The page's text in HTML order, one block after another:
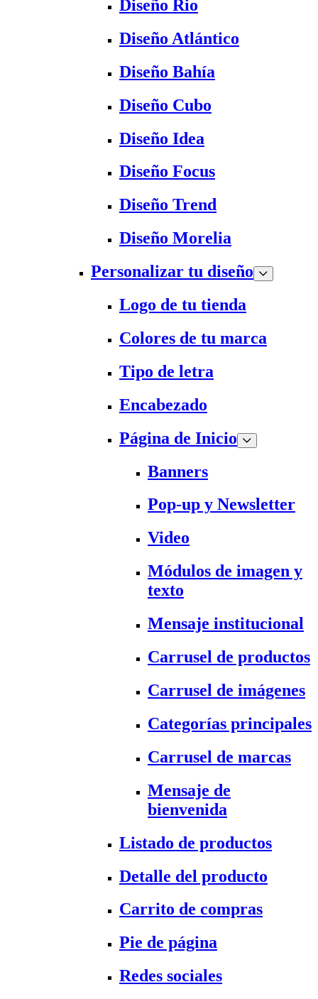
Diseño Rio
Diseño Atlántico
Diseño Bahía
Diseño Cubo
Diseño Idea
Diseño Focus
Diseño Trend
Diseño Morelia
Personalizar tu diseño
Logo de tu tienda
Colores de tu marca
Tipo de letra
Encabezado
Página de Inicio
Banners
Pop-up y Newsletter
Video
Módulos de imagen y
texto
Mensaje institucional
Carrusel de productos
Carrusel de imágenes
Categorías principales
Carrusel de marcas
Mensaje de
bienvenida
Listado de productos
Detalle del producto
Carrito de compras
Pie de página
Redes sociales